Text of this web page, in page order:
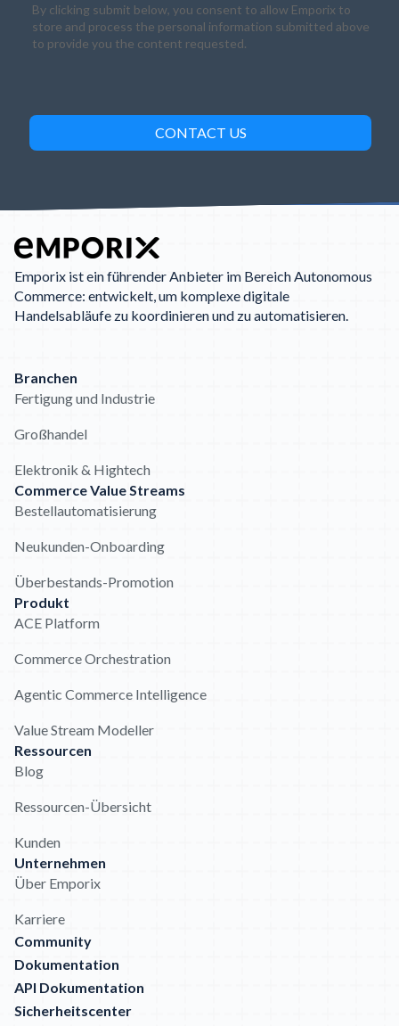
By clicking submit below, you consent to allow Emporix to
store and process the personal information submitted above
to provide you the content requested.
Emporix ist ein führender Anbieter im Bereich Autonomous
Commerce: entwickelt, um komplexe digitale
Handelsabläufe zu koordinieren und zu automatisieren.
Branchen
Fertigung und Industrie
Großhandel
Elektronik & Hightech
Commerce Value Streams
Bestellautomatisierung
Neukunden-Onboarding
Überbestands-Promotion
Produkt
ACE Platform
Commerce Orchestration
Agentic Commerce Intelligence
Value Stream Modeller
Ressourcen
Blog
Ressourcen-Übersicht
Kunden
Unternehmen
Über Emporix
Karriere
Community
Dokumentation
API Dokumentation
Sicherheitscenter